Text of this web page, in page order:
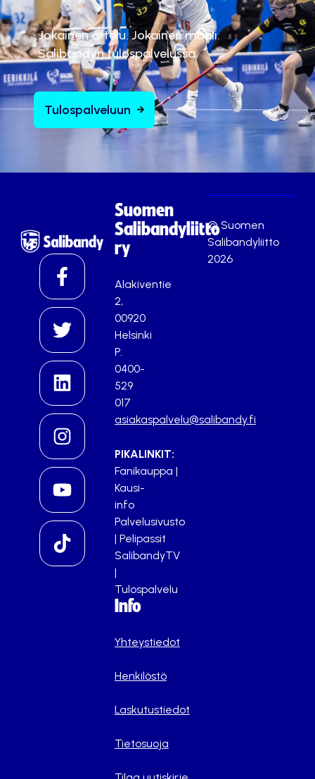
Jokainen ottelu. Jokainen maali.
Salibandyn tulospalvelussa.
Tulospalveluun
Suomen
Salibandyliitto
ry
Alakiventie
2,
00920
Helsinki
P.
0400-
529
017
asiakaspalvelu@salibandy.fi
PIKALINKIT:
Fanikauppa |
Kausi-
info
Palvelusivusto
| Pelipassit
SalibandyTV
|
Tulospalvelu
Info
Yhteystiedot
Henkilöstö
Laskutustiedot
Tietosuoja
© Suomen
Salibandyliitto
2026